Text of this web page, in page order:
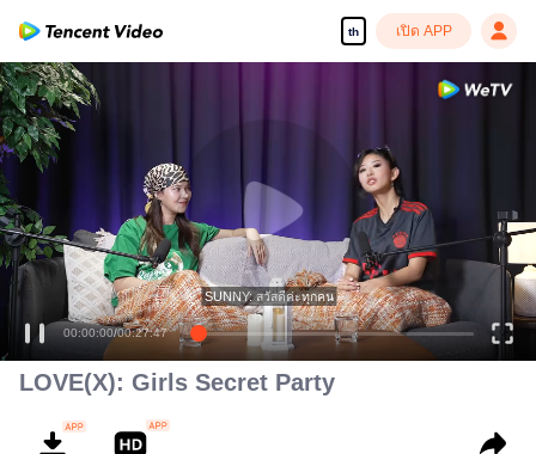
th เปิด APP
เพลิดเพลินกับซีรีส์ความคมชัดสูงอย่างลื่นไหล
00:00:00/00:27:47
SUNNY: สวัสดีค่ะทุกคน
LOVE(X): Girls Secret Party